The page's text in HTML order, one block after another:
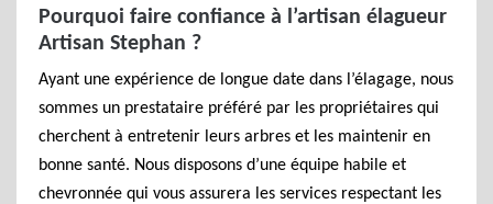
Pourquoi faire confiance à l’artisan élagueur
Artisan Stephan ?
Ayant une expérience de longue date dans l’élagage, nous
sommes un prestataire préféré par les propriétaires qui
cherchent à entretenir leurs arbres et les maintenir en
bonne santé. Nous disposons d’une équipe habile et
chevronnée qui vous assurera les services respectant les